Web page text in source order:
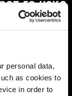
personal data,
as cookies to
in order to
го чека
обиде
од „Аркомина
да ги
и да ги